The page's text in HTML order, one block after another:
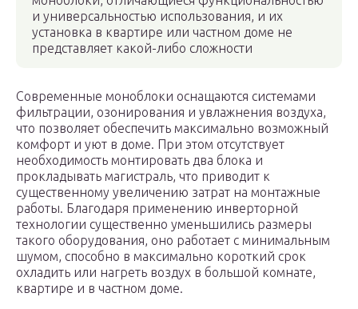
и универсальностью использования, и их
установка в квартире или частном доме не
представляет какой-либо сложности
Современные моноблоки оснащаются системами
фильтрации, озонирования и увлажнения воздуха,
что позволяет обеспечить максимально возможный
комфорт и уют в доме. При этом отсутствует
необходимость монтировать два блока и
прокладывать магистраль, что приводит к
существенному увеличению затрат на монтажные
работы. Благодаря применению инверторной
технологии существенно уменьшились размеры
такого оборудования, оно работает с минимальным
шумом, способно в максимально короткий срок
охладить или нагреть воздух в большой комнате,
квартире и в частном доме.